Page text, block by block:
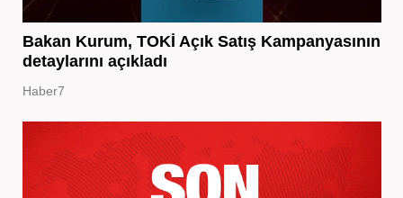
Bakan Kurum, TOKİ Açık Satış Kampanyasının
detaylarını açıkladı
Haber7